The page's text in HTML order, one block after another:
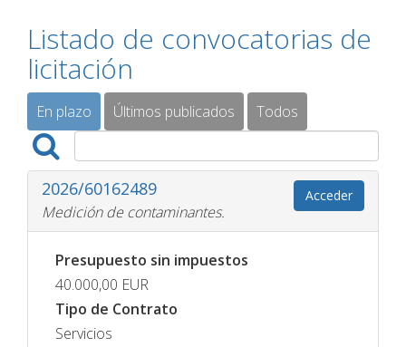
Listado de convocatorias de
licitación
En plazo Últimos publicados Todos
2026/60162489
Medición de contaminantes.
Acceder
Presupuesto sin impuestos
40.000,00 EUR
Tipo de Contrato
Servicios